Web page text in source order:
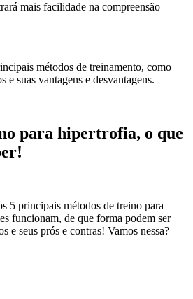
mais facilidade na compreensão
métodos de treinamento, como
e suas vantagens e desvantagens.
para hipertrofia, o que
5 principais métodos de treino para
funcionam, de que forma podem ser
e seus prós e contras! Vamos nessa?